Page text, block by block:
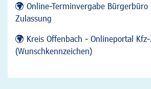
Online-Terminvergabe Bürgerbüro
Zulassung
Kreis Offenbach - Onlineportal
(Wunschkennzeichen)